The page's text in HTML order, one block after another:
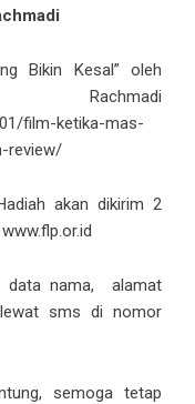
Bikin Kesal” oleh
film-ketika-mas-
review/
akan dikirim 2
data nama, alamat
sms di nomor
semoga tetap